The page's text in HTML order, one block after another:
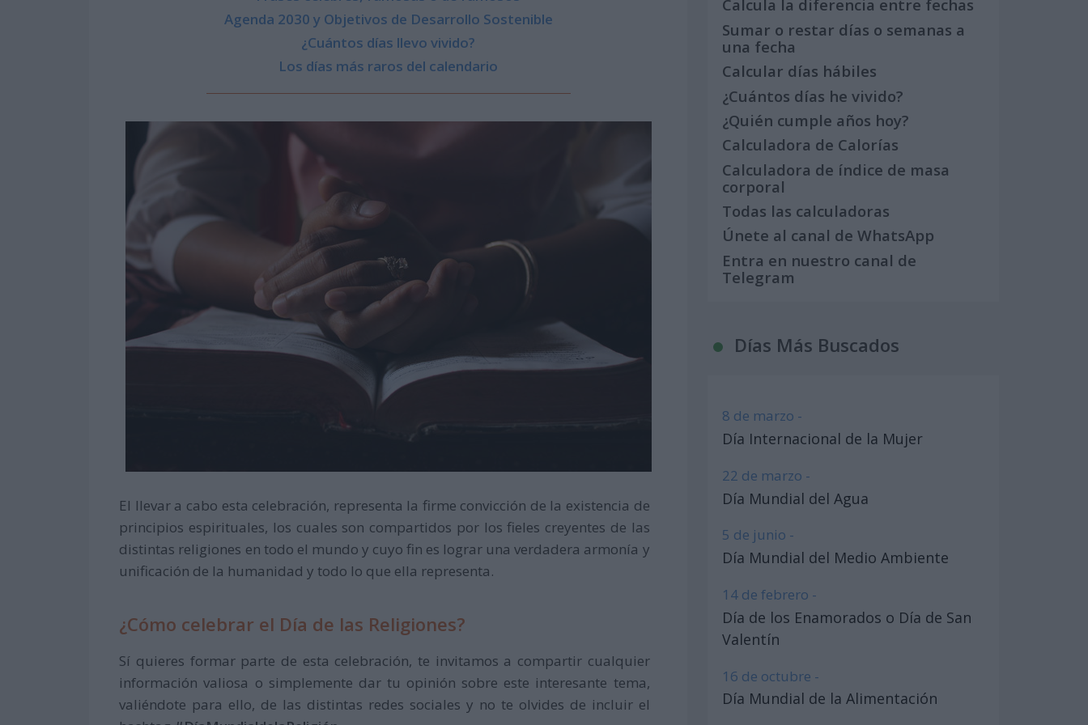
Agenda 2030 y Objetivos de Desarrollo Sostenible
¿Cuántos días llevo vivido?
Los días más raros del calendario
El llevar a cabo esta celebración, representa la firme convicción de la existencia de
principios espirituales, los cuales son compartidos por los fieles creyentes de las
distintas religiones en todo el mundo y cuyo fin es lograr una verdadera armonía y
unificación de la humanidad y todo lo que ella representa.
¿Cómo celebrar el Día de las Religiones?
Sí quieres formar parte de esta celebración, te invitamos a compartir cualquier
información valiosa o simplemente dar tu opinión sobre este interesante tema,
valiéndote para ello, de las distintas redes sociales y no te olvides de incluir el
Calcula la diferencia entre fechas
Sumar o restar días o semanas a
una fecha
Calcular días hábiles
¿Cuántos días he vivido?
¿Quién cumple años hoy?
Calculadora de Calorías
Calculadora de índice de masa
corporal
Todas las calculadoras
Únete al canal de WhatsApp
Entra en nuestro canal de
Telegram
Días Más Buscados
8 de marzo -
Día Internacional de la Mujer
22 de marzo -
Día Mundial del Agua
5 de junio -
Día Mundial del Medio Ambiente
14 de febrero -
Día de los Enamorados o Día de San
Valentín
16 de octubre -
Día Mundial de la Alimentación